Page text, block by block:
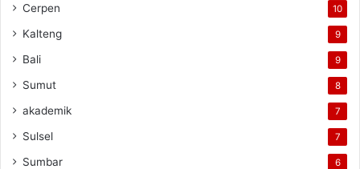
Cerpen 10
Kalteng 9
Bali 9
Sumut 8
akademik 7
Sulsel 7
Sumbar 6